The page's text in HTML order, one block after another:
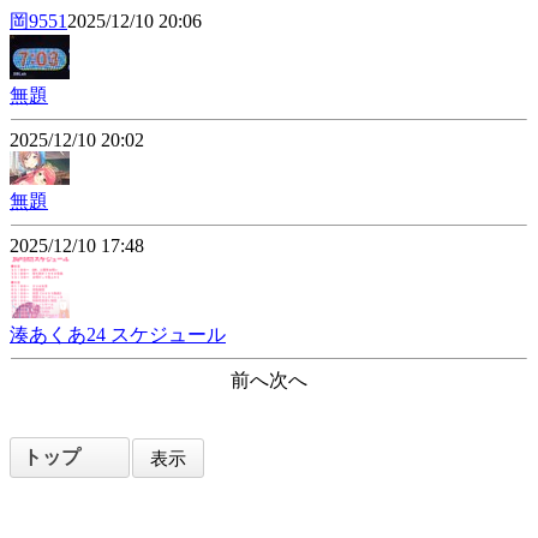
岡9551 2025/12/10 20:06
無題
2025/12/10 20:02
無題
2025/12/10 17:48
湊あくあ24 スケジュール
前へ次へ